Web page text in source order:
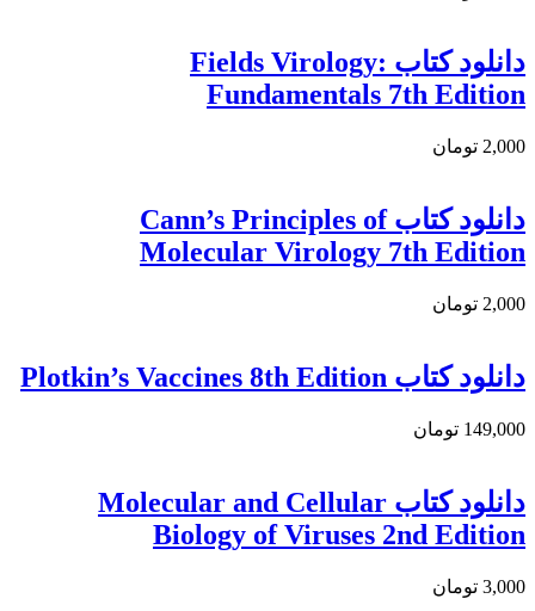
دانلود كتاب Fields Virology:
Fundamentals 7th Edition
2,000 تومان
دانلود کتاب Cann’s Principles of
Molecular Virology 7th Edition
2,000 تومان
دانلود كتاب Plotkin’s Vaccines 8th Edition
149,000 تومان
دانلود کتاب Molecular and Cellular
Biology of Viruses 2nd Edition
3,000 تومان